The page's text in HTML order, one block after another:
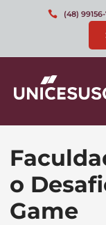
(48) 99156-
o
Game